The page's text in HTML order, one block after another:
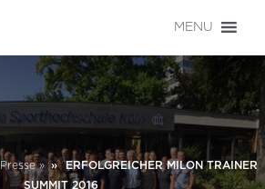
MENU
Presse»
ERFOLGREICHER MILON TRAINER
SUMMIT 2016